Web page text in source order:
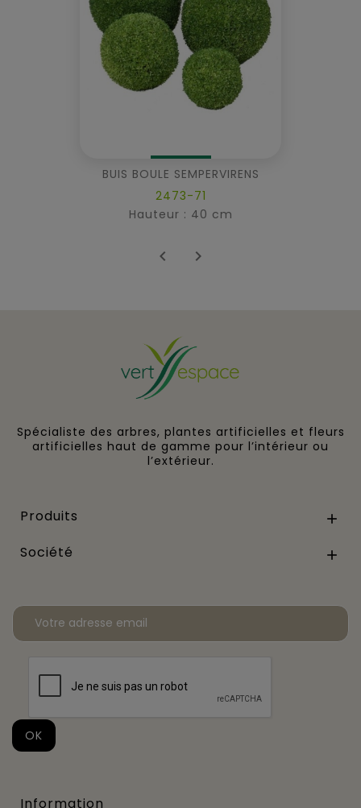
BUIS BOULE SEMPERVIRENS
2473-71
Hauteur : 40 cm
 
Spécialiste des arbres, plantes artificielles et fleurs
artificielles haut de gamme pour l’intérieur ou
l’extérieur.
Produits 
Société 
Information